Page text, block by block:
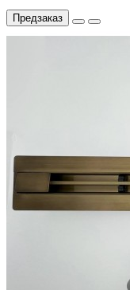
Предзаказ